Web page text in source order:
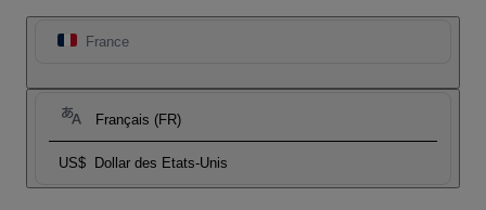
France
Français (FR)
US$ Dollar des Etats-Unis